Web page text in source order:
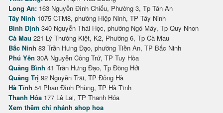
Long An: 163 Nguyễn Đình Chiểu, Phường 3, Tp Tân An
Tây Ninh 1075 CTM8, phường Hiệp Ninh, TP Tây Ninh
Bình Định 340 Nguyễn Thái Học, phường Ngô Mây, Tp Quy Nhơn
Cà Mau 221 Lý Thường Kiệt, K2, Phường 6, Tp Cà Mau
Bắc Ninh 83 Trần Hưng Đạo, phường Tiền An, TP Bắc Ninh
Phú Yên 30A Nguyễn Công Trứ, TP Tuy Hòa
Quảng Bình 41 Trần Hưng Đạo, Tp Đồng Hới
Quảng Trị 92 Nguyễn Trãi, TP Đông Hà
Hà Tĩnh 54 Phan Đình Phùng, TP Hà Tĩnh
Thanh Hóa 177 Lê Lai, TP Thanh Hóa
Xem thêm chi nhánh shop hoa